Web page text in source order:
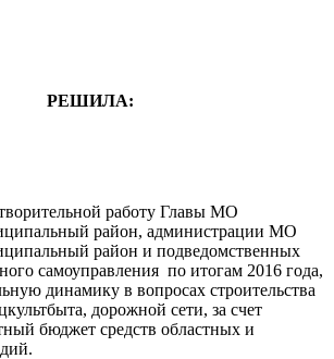
РЕШИЛА:
работу Главы МО
район, администрации МО
район и подведомственных
самоуправления по итогам 2016 года,
динамику в вопросах строительства
дорожной сети, за счет
бюджет средств областных и